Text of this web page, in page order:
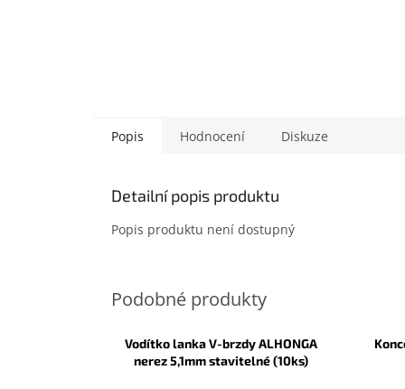
Popis Hodnocení Diskuze
Detailní popis produktu
Popis produktu není dostupný
Vodítko lanka V-brzdy ALHONGA
nerez 5,1mm stavitelné (10ks)